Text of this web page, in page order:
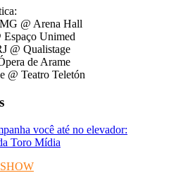
@ Arena Hall
Espaço Unimed
@ Qualistage
de Arame
@ Teatro Teletón